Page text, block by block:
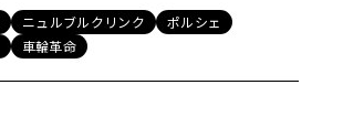
ニュルブルクリンク
ポルシェ
車輪革命